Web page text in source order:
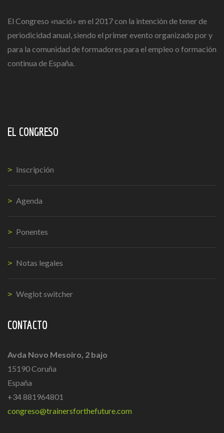
El Congreso «nació» en el 2017 con la intención de tener de
periodicidad anual, siendo el primer evento organizado por y
para la comunidad de formadores para el empleo o formación
continua de España.
EL CONGRESO
Inscripción
Agenda
Ponentes
Notas legales
Weglot switcher
CONTACTO
Avda Novo Mesoiro, 2 bajo
15190 Coruña
España
+34 881964801
congreso@trainersforthefuture.com